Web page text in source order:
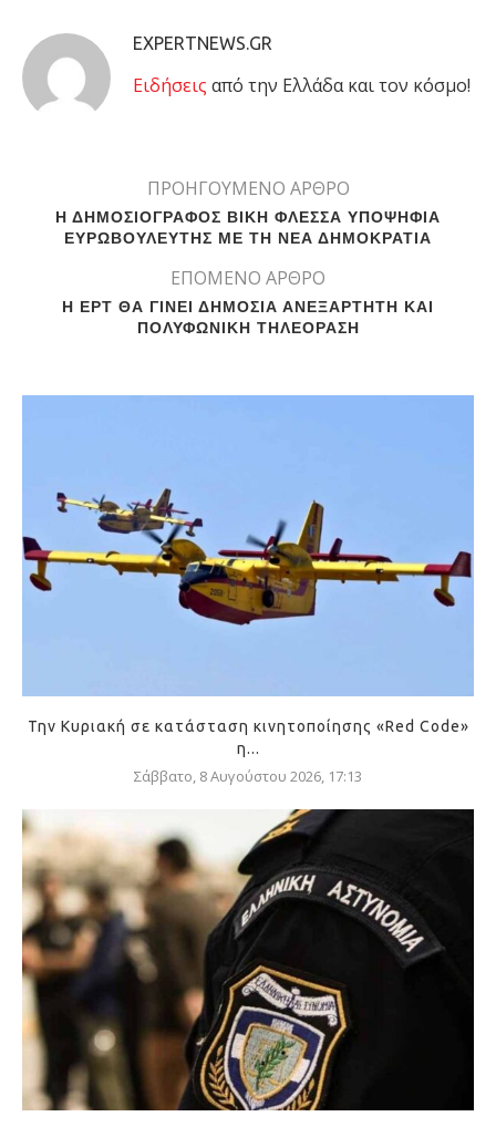
EXPERTNEWS.GR
Eιδήσεις από την Ελλάδα και τον κόσμο!
ΠΡΟΗΓΟΥΜΕΝΟ ΑΡΘΡΟ
Η ΔΗΜΟΣΙΟΓΡΑΦΟΣ ΒΙΚΗ ΦΛΕΣΣΑ ΥΠΟΨΗΦΙΑ
ΕΥΡΩΒΟΥΛΕΥΤΗΣ ΜΕ ΤΗ ΝΕΑ ΔΗΜΟΚΡΑΤΙΑ
ΕΠΟΜΕΝΟ ΑΡΘΡΟ
Η ΕΡΤ ΘΑ ΓΙΝΕΙ ΔΗΜΟΣΙΑ ΑΝΕΞΑΡΤΗΤΗ ΚΑΙ
ΠΟΛΥΦΩΝΙΚΗ ΤΗΛΕΟΡΑΣΗ
Την Κυριακή σε κατάσταση κινητοποίησης «Red Code»
η...
Σάββατο, 8 Αυγούστου 2026, 17:13